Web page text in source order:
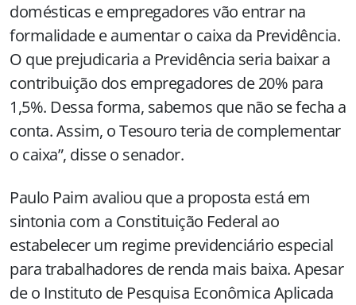
domésticas e empregadores vão entrar na
formalidade e aumentar o caixa da Previdência.
O que prejudicaria a Previdência seria baixar a
contribuição dos empregadores de 20% para
1,5%. Dessa forma, sabemos que não se fecha a
conta. Assim, o Tesouro teria de complementar
o caixa”, disse o senador.
Paulo Paim avaliou que a proposta está em
sintonia com a Constituição Federal ao
estabelecer um regime previdenciário especial
para trabalhadores de renda mais baixa. Apesar
de o Instituto de Pesquisa Econômica Aplicada